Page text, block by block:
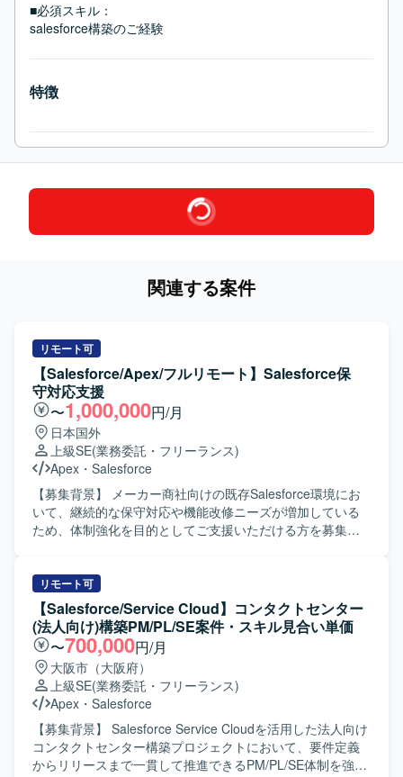
■必須スキル：
salesforce構築のご経験
特徴
関連する案件
リモート可
【Salesforce/Apex/フルリモート】Salesforce保
守対応支援
〜1,000,000円/月
日本国外
上級SE(業務委託・フリーランス)
Apex ・ Salesforce
【募集背景】 メーカー商社向けの既存Salesforce環境にお
いて、継続的な保守対応や機能改修ニーズが増加している
ため、体制強化を目的としてご支援いただける方を募集し
守対応や問合せ対応を行っていただきます。 ・顧客との週
次定例ミーティングに参加し、方針のすり合わせや課題整
理、対応内容の説明を実施していただきます。 ・既存機能
の仕様に関する質疑応答や、標準機能および軽微なApex、
Visualforceを用いた機能改修を行っていただきます。 ・新
規機能について、対応方針の検討から設計・実装・受け入
れまで一連の対応を担当していただきます。 ・その他、関
連する開発要件についても状況に応じて対応していただき
ます。 【求める人物像】 ・顧客とのコミュニケーションを
通じて課題を整理し、自ら主体的に提案・推進していただ
ける方を求めております。 ・Salesforceに関する知識や経
リモート可
【Salesforce/Service Cloud】コンタクトセンター
(法人向け)構築PM/PL/SE案件・スキル見合い単価
〜700,000円/月
大阪市（大阪府）
上級SE(業務委託・フリーランス)
Apex ・ Salesforce
【募集背景】 Salesforce Service Cloudを活用した法人向け
コンタクトセンター構築プロジェクトにおいて、要件定義
からリリースまで一貫して推進できるPM/PL/SE体制を強化